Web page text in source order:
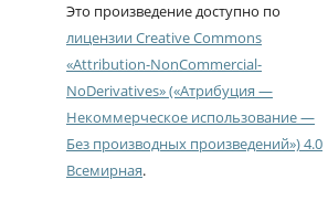
Это произведение доступно по
лицензии Creative Commons
«Attribution-NonCommercial-
NoDerivatives» («Атрибуция —
Некоммерческое использование —
Без производных произведений») 4.0
Всемирная.